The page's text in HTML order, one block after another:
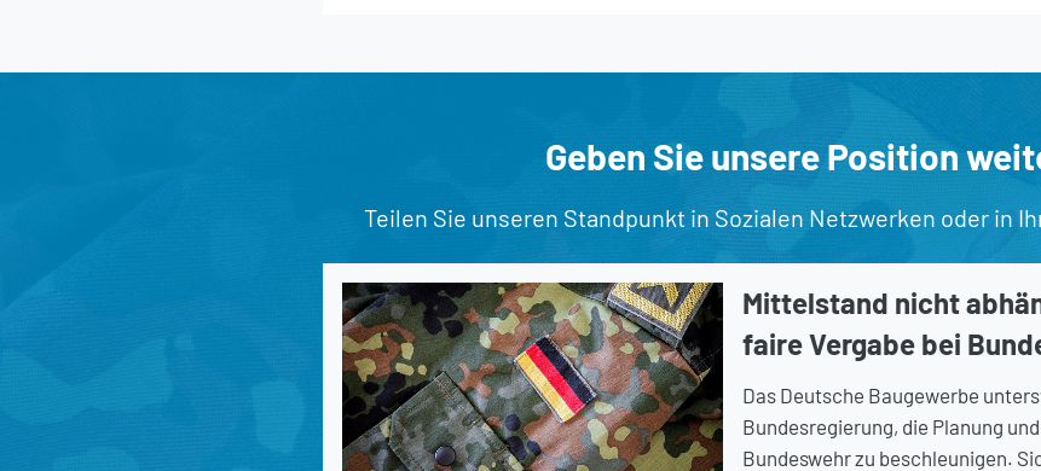
Geben Sie unsere Position
Teilen Sie unseren Standpunkt in Sozialen Netzwerken oder in
Mittelstand nicht
faire Vergabe bei
Das Deutsche Baugewerbe
Bundesregierung, die Planung
Bundeswehr zu beschleunigen.